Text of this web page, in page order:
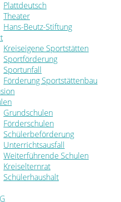
Plattdeutsch
Theater
Hans-Beutz-Stiftung
Kreiseigene Sportstätten
Sportförderung
Sportunfall
Förderung Sportstättenbau
Grundschulen
Förderschulen
Schülerbeförderung
Unterrichtsausfall
Weiterführende Schulen
Kreiselternrat
Schülerhaushalt